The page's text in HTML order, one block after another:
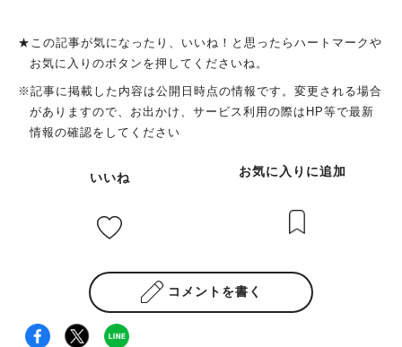
★この記事が気になったり、いいね！と思ったらハートマークや
お気に入りのボタンを押してくださいね。
※記事に掲載した内容は公開日時点の情報です。変更される場合
がありますので、お出かけ、サービス利用の際はHP等で最新
情報の確認をしてください
いいね お気に入りに追加
コメントを書く